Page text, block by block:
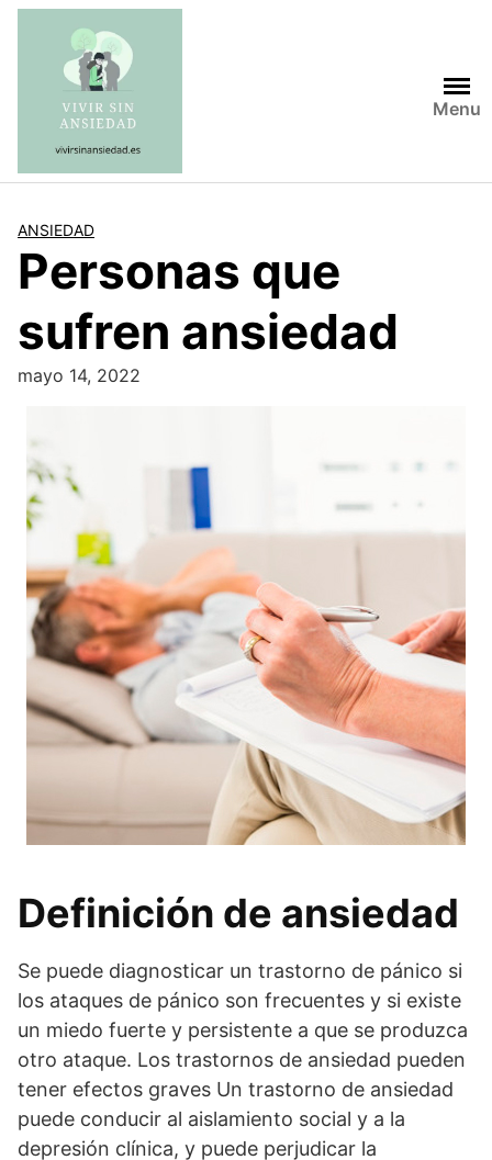
Saltar
contenido
Menu
ANSIEDAD
Personas que
sufren ansiedad
mayo 14, 2022
Definición de ansiedad
Se puede diagnosticar un trastorno de pánico si
los ataques de pánico son frecuentes y si existe
un miedo fuerte y persistente a que se produzca
otro ataque. Los trastornos de ansiedad pueden
tener efectos graves Un trastorno de ansiedad
puede conducir al aislamiento social y a la
depresión clínica, y puede perjudicar la